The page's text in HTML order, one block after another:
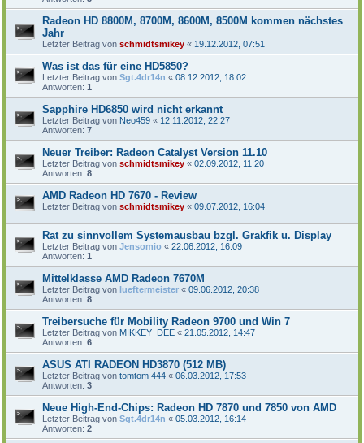
Radeon HD 8800M, 8700M, 8600M, 8500M kommen nächstes
Jahr
Letzter Beitrag von schmidtsmikey « 19.12.2012, 07:51
Was ist das für eine HD5850?
Letzter Beitrag von Sgt.4dr14n « 08.12.2012, 18:02
Antworten: 1
Sapphire HD6850 wird nicht erkannt
Letzter Beitrag von Neo459 « 12.11.2012, 22:27
Antworten: 7
Neuer Treiber: Radeon Catalyst Version 11.10
Letzter Beitrag von schmidtsmikey « 02.09.2012, 11:20
Antworten: 8
AMD Radeon HD 7670 - Review
Letzter Beitrag von schmidtsmikey « 09.07.2012, 16:04
Rat zu sinnvollem Systemausbau bzgl. Grakfik u. Display
Letzter Beitrag von Jensomio « 22.06.2012, 16:09
Antworten: 1
Mittelklasse AMD Radeon 7670M
Letzter Beitrag von lueftermeister « 09.06.2012, 20:38
Antworten: 8
Treibersuche für Mobility Radeon 9700 und Win 7
Letzter Beitrag von MIKKEY_DEE « 21.05.2012, 14:47
Antworten: 6
ASUS ATI RADEON HD3870 (512 MB)
Letzter Beitrag von tomtom 444 « 06.03.2012, 17:53
Antworten: 3
Neue High-End-Chips: Radeon HD 7870 und 7850 von AMD
Letzter Beitrag von Sgt.4dr14n « 05.03.2012, 16:14
Antworten: 2